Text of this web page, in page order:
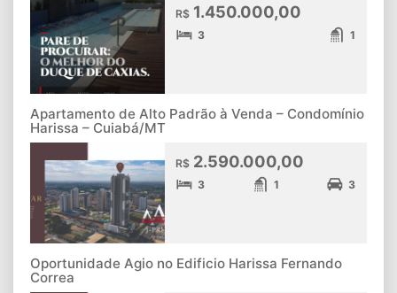
R$ 1.450.000,00
3 1
Apartamento de Alto Padrão à Venda – Condomínio
Harissa – Cuiabá/MT
R$ 2.590.000,00
3 1 3
Oportunidade Agio no Edificio Harissa Fernando
Correa